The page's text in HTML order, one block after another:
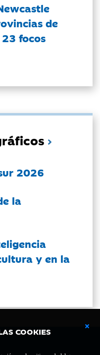
COOKIES
de
focos
2026
la
y en la